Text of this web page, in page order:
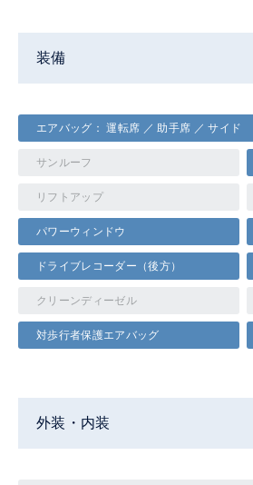
装備
エアバッグ： 運転席 ／ 助手席 ／ サイド
サンルーフ
リフトアップ
パワーウィンドウ
ドライブレコーダー（後方）
クリーンディーゼル
対歩行者保護エアバッグ
外装・内装